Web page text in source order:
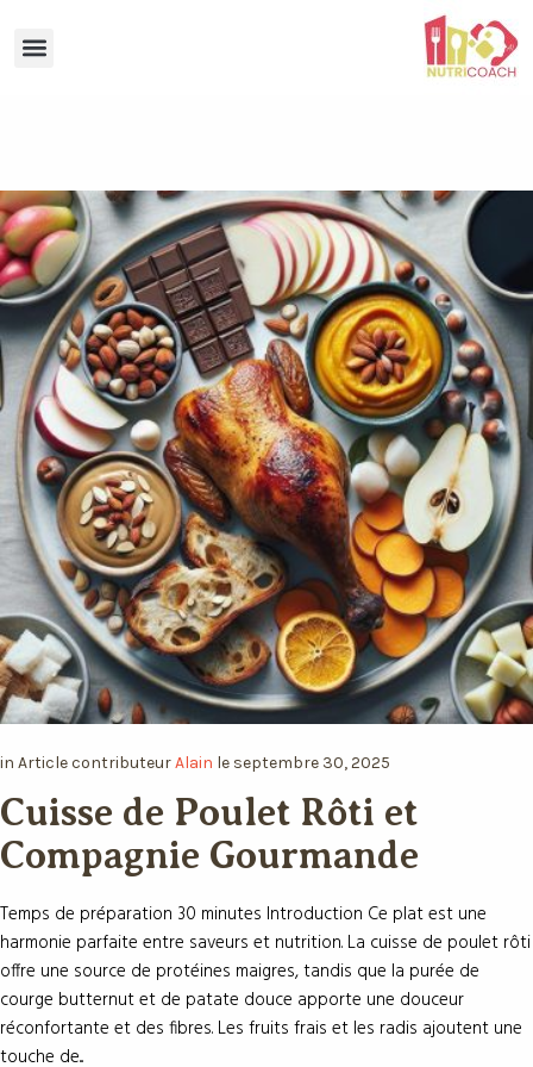
in ArticlecontributeurAlain le septembre 30, 2025
Cuisse de Poulet Rôti et
Compagnie Gourmande
Temps de préparation 30 minutes Introduction Ce plat est une
harmonie parfaite entre saveurs et nutrition. La cuisse de poulet rôti
offre une source de protéines maigres, tandis que la purée de
courge butternut et de patate douce apporte une douceur
réconfortante et des fibres. Les fruits frais et les radis ajoutent une
touche de...